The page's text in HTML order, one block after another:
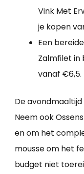
Vink Met
je kopen
Een
Zalmfilet in
vanaf €6,5.
De
Neem ook
en om het
mousse om het
budget niet